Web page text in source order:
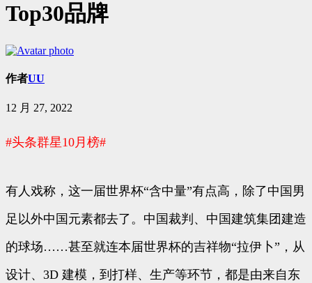
Top30品牌
作者UU
12 月 27, 2022
#头条群星10月榜#
有人戏称，这一届世界杯“含中量”有点高，除了中国男
足以外中国元素都去了。中国裁判、中国建筑集团建造
的球场……甚至就连本届世界杯的吉祥物“拉伊卜”，从
设计、3D 建模，到打样、生产等环节，都是由来自东